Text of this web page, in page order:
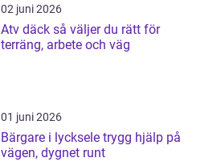
02 juni 2026
Atv däck så väljer du rätt för
terräng, arbete och väg
01 juni 2026
Bärgare i lycksele trygg hjälp på
vägen, dygnet runt